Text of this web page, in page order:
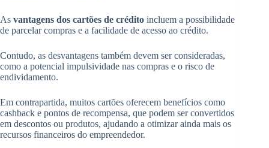
As vantagens dos cartões de crédito incluem a possibilidade
de parcelar compras e a facilidade de acesso ao crédito.
Contudo, as desvantagens também devem ser consideradas,
como a potencial impulsividade nas compras e o risco de
endividamento.
Em contrapartida, muitos cartões oferecem benefícios como
cashback e pontos de recompensa, que podem ser convertidos
em descontos ou produtos, ajudando a otimizar ainda mais os
recursos financeiros do empreendedor.